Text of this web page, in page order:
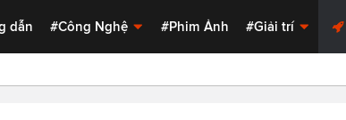
dẫn #Công Nghệ #Phim Ảnh #Giải trí